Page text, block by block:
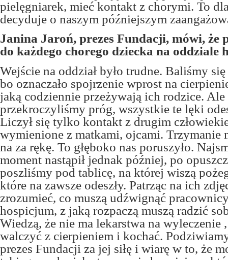
pielęgniarek, mieć kontakt z chorymi. To
decyduje o naszym późniejszym
Janina Jaroń, prezes Fundacji, mówi, że
do każdego chorego dziecka na
Wejście na oddział było trudne. Baliśmy
bo oznaczało spojrzenie wprost na
jaką codziennie przeżywają ich rodzice.
przekroczyliśmy próg, wszystkie te lęki
Liczył się tylko kontakt z drugim
wymienione z matkami, ojcami. Trzymanie
na za rękę. To głęboko nas poruszyło.
moment nastąpił jednak później, po
poszliśmy pod tablicę, na której wiszą
które na zawsze odeszły. Patrząc na ich
zrozumieć, co muszą udźwignąć
hospicjum, z jaką rozpaczą muszą radzić
Wiedzą, że nie ma lekarstwa na wyleczenie
walczyć z cierpieniem i kochać.
prezes Fundacji za jej siłę i wiarę w to, że